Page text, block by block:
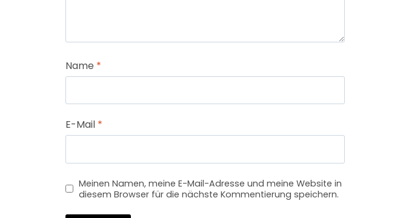
Name *
E-Mail *
Meinen Namen, meine E-Mail-Adresse und meine Website in
diesem Browser für die nächste Kommentierung speichern.